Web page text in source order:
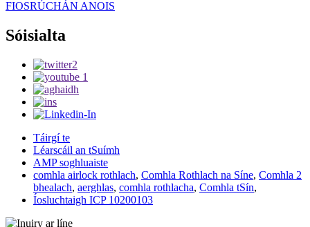
FIOSRÚCHÁN ANOIS
Sóisialta
Táirgí te
Léarscáil an tSuímh
AMP soghluaiste
comhla airlock rothlach, Comhla Rothlach na Síne, Comhla 2
bhealach, aerghlas, comhla rothlacha, Comhla tSín,
Íosluchtaigh ICP 10200103